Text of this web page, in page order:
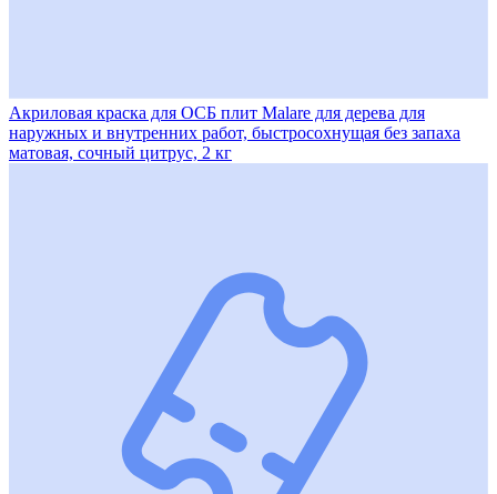
Акриловая краска для ОСБ плит Malare для дерева для
наружных и внутренних работ, быстросохнущая без запаха
матовая, сочный цитрус, 2 кг